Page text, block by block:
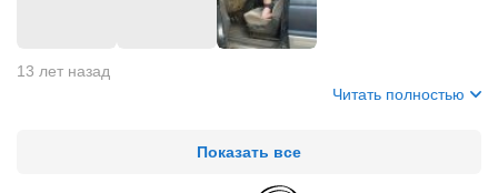
13 лет назад
Читать полностью
Показать все